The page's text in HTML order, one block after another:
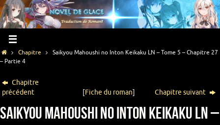
Chapitre
Saikyou Mahoushi no Inton Keikaku LN – Tome 5 – Chapitre 27
– Partie 4
Chapitre
précédent
[Fiche du roman] Chapitre suivant
Saikyou Mahoushi no Inton Keikaku LN –